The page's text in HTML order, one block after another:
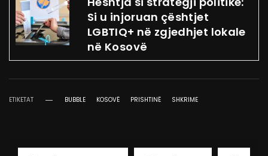
Si u injoruan çështjet
LGBTIQ+ në zgjedhjet lokale
në Kosovë
ETIKETAT BUBBLE KOSOVË PRISHTINË SHKRIME